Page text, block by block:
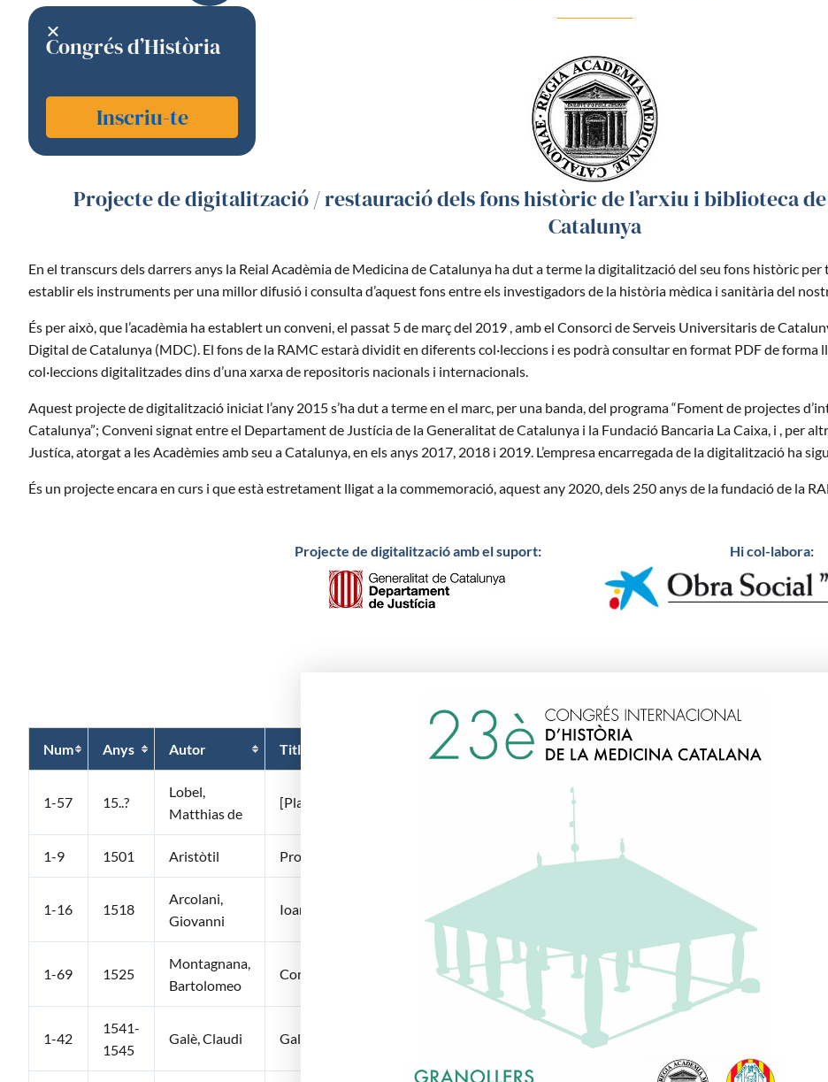
Projecte de digitalització / restauració dels fons històric de l’arxiu i biblioteca
Catalunya
En el transcurs dels darrers anys la Reial Acadèmia de Medicina de Catalunya ha dut a terme la digitalització del seu fons històric
establir els instruments per una millor difusió i consulta d’aquest fons entre els investigadors de la història mèdica i sanitària del
És per això, que l’acadèmia ha establert un conveni, el passat 5 de març del 2019 , amb el Consorci de Serveis Universitaris de
Digital de Catalunya (MDC). El fons de la RAMC estarà dividit en diferents col·leccions i es podrà consultar en format PDF de forma
col·leccions digitalitzades dins d’una xarxa de repositoris nacionals i internacionals.
Aquest projecte de digitalització iniciat l’any 2015 s’ha dut a terme en el marc, per una banda, del programa “Foment de projectes
Catalunya”; Conveni signat entre el Departament de Justícia de la Generalitat de Catalunya i la Fundació Bancaria La Caixa, i , per
Justíca, atorgat a les Acadèmies amb seu a Catalunya, en els anys 2017, 2018 i 2019. L’empresa encarregada de la digitalització ha
És un projecte encara en curs i que està estretament lligat a la commemoració, aquest any 2020, dels 250 anys de la fundació de la
Projecte de digitalització amb el suport: Hi col-labora:
Num Anys Autor Titlle
1-57 15..?
Lobel,
Matthias de
[Plantarum historia /Matthias de Lobel?]
1-9 1501 Aristòtil Problemata Aristotelis / cu[m] dpulici [sic] traslatio[n]e antiqua… Theodori Gaze
1-16 1518
Arcolani,
Giovanni
Ioannis Herculani… Expositio per utilis in prima[m] fen quarti Canonis Auice[n]ne : vna
1-69 1525
Montagnana,
Bartolomeo
Consilia Montagnane ; tract[atus] tres De balneis patauinis ; De con[m]positione [et] dosi
1-42
1541-
1545
Galè, Claudi Galeni Operum omnium…: accesserunt enim his ueterum graecorum exemplarium
Congrés d’Història
Inscriu-te